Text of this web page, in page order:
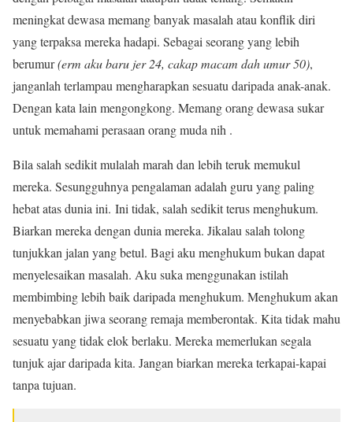
meningkat dewasa memang banyak masalah atau konflik diri
yang terpaksa mereka hadapi. Sebagai seorang yang lebih
berumur(erm aku baru jer 24, cakap macam dah umur 50),
janganlah terlampau mengharapkan sesuatu daripada anak-anak.
Dengan kata lain mengongkong. Memang orang dewasa sukar
untuk memahami perasaan orang muda nih .
Bila salah sedikit mulalah marah dan lebih teruk memukul
mereka. Sesungguhnya pengalaman adalah guru yang paling
hebat atas dunia ini. Ini tidak, salah sedikit terus menghukum.
Biarkan mereka dengan dunia mereka. Jikalau salah tolong
tunjukkan jalan yang betul. Bagi aku menghukum bukan dapat
menyelesaikan masalah. Aku suka menggunakan istilah
membimbing lebih baik daripada menghukum. Menghukum akan
menyebabkan jiwa seorang remaja memberontak. Kita tidak mahu
sesuatu yang tidak elok berlaku. Mereka memerlukan segala
tunjuk ajar daripada kita. Jangan biarkan mereka terkapai-kapai
tanpa tujuan.